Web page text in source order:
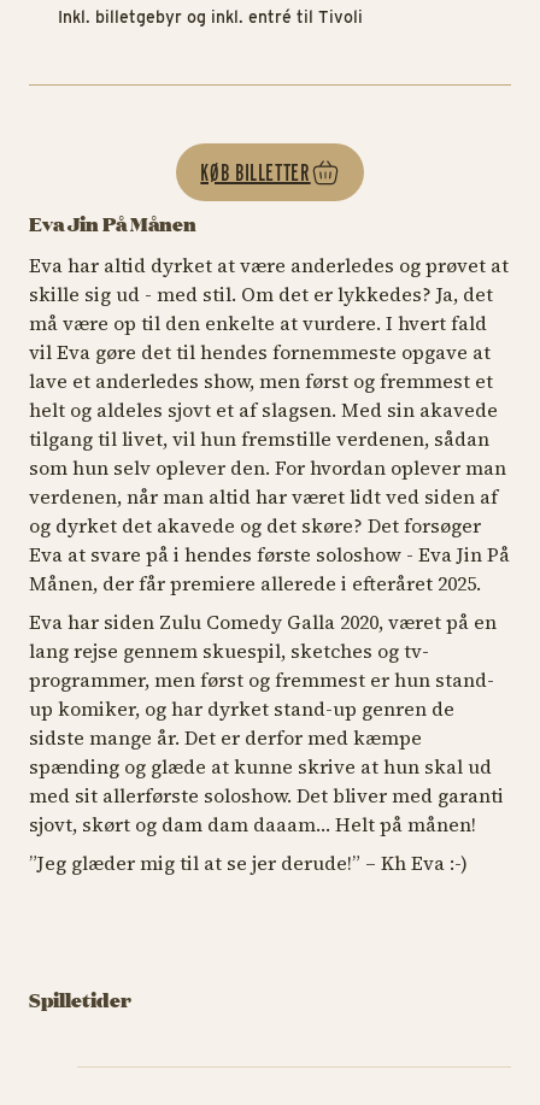
Eva Jin På Månen
Eva har altid dyrket at være anderledes og prøvet at
skille sig ud - med stil. Om det er lykkedes? Ja, det
må være op til den enkelte at vurdere. I hvert fald
vil Eva gøre det til hendes fornemmeste opgave at
lave et anderledes show, men først og fremmest et
helt og aldeles sjovt et af slagsen. Med sin akavede
tilgang til livet, vil hun fremstille verdenen, sådan
som hun selv oplever den. For hvordan oplever man
verdenen, når man altid har været lidt ved siden af
og dyrket det akavede og det skøre? Det forsøger
Eva at svare på i hendes første soloshow - Eva Jin På
Månen, der får premiere allerede i efteråret 2025.
Eva har siden Zulu Comedy Galla 2020, været på en
lang rejse gennem skuespil, sketches og tv-
programmer, men først og fremmest er hun stand-
up komiker, og har dyrket stand-up genren de
sidste mange år. Det er derfor med kæmpe
spænding og glæde at kunne skrive at hun skal ud
med sit allerførste soloshow. Det bliver med garanti
sjovt, skørt og dam dam daaam… Helt på månen!
”Jeg glæder mig til at se jer derude!” – Kh Eva :-)
Inkl. billetgebyr og inkl. entré til Tivoli
KØB BILLETTER
Spilletider